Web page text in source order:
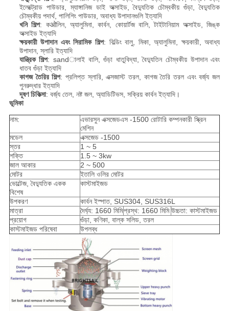
ইলেক্ট্রোড পাউডার, ম্যাঙ্গানিজ ডাই অক্সাইড, বৈদ্যুতিক চৌম্বকীয় গুঁড়া, বৈদ্যুতিক
চৌম্বকীয় পদার্থ, পালিশিং পাউডার, অবাধ্য উপাদানগুলি ইত্যাদি
খনি শিল্প: কओলিন, অ্যালুমিনা, কার্বন, কোয়ার্টজ বালি, টাইটানিয়াম অক্সাইড, জিঙ্ক
অক্সাইড ইত্যাদি
ক্ষয়কারী উপাদান এবং সিরামিক শিল্প: বিল্ডিং বালু, মিকা, অ্যালুমিনা, ক্ষয়কারী, অবাধ্য
উপাদান, স্লারি ইত্যাদি
যান্ত্রিক শিল্প: sandালাই বালি, গুঁড়া ধাতুবিদ্যা, বৈদ্যুতিন চৌম্বকীয় উপাদান এবং
ধাতব গুঁড়া ইত্যাদি
কাগজ তৈরির শিল্প: প্রলিপ্ত স্লারি, এক্সজাস্ট তরল, কাগজ তৈরি তরল এবং বর্জ্য জল
পুনরুদ্ধার ইত্যাদি
দূষণ চিকিত্সা: বর্জ্য তেল, নষ্ট জল, অ্যাডিটিভস, সক্রিয় কার্বন ইত্যাদি।
ভূমিকা
নাম:
এভারসুন এক্সজেডএস -1500 রোটারি কম্পনকারী স্ক্রিন
মেশিন
মডেল
এক্সজেড -1500
স্তর
1 ~ 5
শক্তি
1.5 ~ 3kw
জাল আকার
2 ~ 500
মোটর
ইতালি ওলির মোটর
ভোল্টেজ, বৈদ্যুতিক একক
বিশেষ
কাস্টমাইজড
উপকরণ
কার্বন ইস্পাত, SUS304, SUS316L
মাত্রা
দৈর্ঘ্য: 1660 মিমিপ্রস্থ: 1660 মিমি উচ্চতা: কাস্টমাইজড
প্রয়োগ
গুঁড়া, কণিকা, বাল্ক সলিড, তরল
কাস্টমাইজড পরিষেবা
উপলব্ধ